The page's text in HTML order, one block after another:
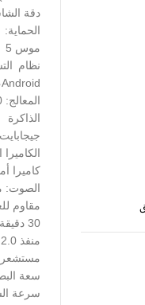
دقة الشاشة: 1080
موس 5
Android، واجهة المستخدم One UI 8.5
المعالج: Exynos 1680 (4 نانومتر)
جيجابايت
الكاميرا الخلفية:
كاميرا
الصوت:
30 دقيقة)
منفذ USB Type-C 2.0، يدعم OTG
مستشعر
سعة البطارية: 5000
سرعة الشحن: